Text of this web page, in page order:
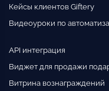
Кейсы клиентов Giftery
Видеоуроки по
API интеграция
Виджет для продажи
Витрина вознаграждений